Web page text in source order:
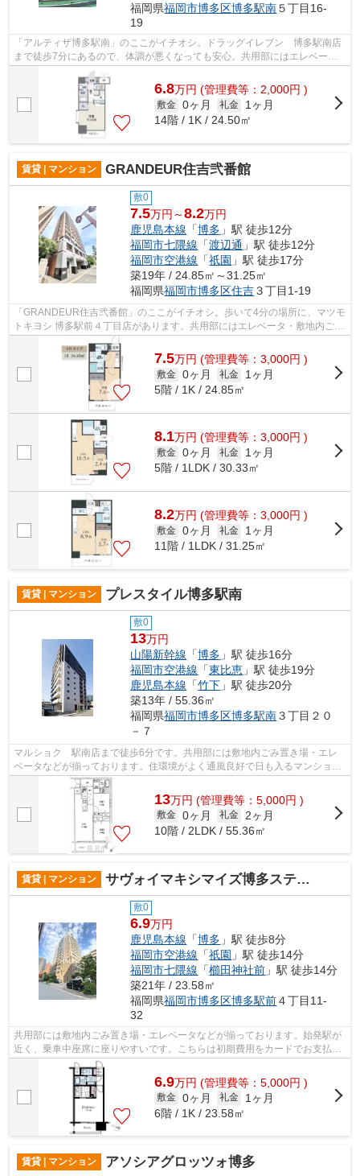
福岡県福岡市博多区博多駅南５丁目16-
19
「アルティザ博多駅南」のここがイチオシ。ドラッグイレブン 博多駅南店
まで徒歩7分にあるので、体調が悪くなっても安心。共用部にはエレベー
タ・敷地内ごみ置き場などが揃っておりま...
6.8万円 (管理費等：2,000円 )
敷金 0ヶ月 礼金
1ヶ月
14階 / 1K / 24.50㎡
賃貸 | マンション GRANDEUR住吉弐番館
敷0
7.5万円～8.2万円
鹿児島本線 「博多 」駅 徒歩12分
福岡市七隈線 「渡辺通 」駅 徒歩12分
福岡市空港線 「祇園 」駅 徒歩17分
築19年 / 24.85㎡～31.25㎡
福岡県福岡市博多区住吉３丁目1-19
「GRANDEUR住吉弐番館」のここがイチオシ。歩いて4分の場所に、マツモ
トキヨシ 博多駅前４丁目店があります。共用部にはエレベータ・敷地内ごみ
置き場などが揃っており、とても充実し...
7.5万円 (管理費等：3,000円 )
敷金 0ヶ月 礼金
1ヶ月
5階 / 1K / 24.85㎡
8.1万円 (管理費等：3,000円 )
敷金 0ヶ月 礼金
1ヶ月
5階 / 1LDK / 30.33㎡
8.2万円 (管理費等：3,000円 )
敷金 0ヶ月 礼金
1ヶ月
11階 / 1LDK / 31.25㎡
賃貸 | マンション プレスタイル博多駅南
敷0
13万円
山陽新幹線 「博多 」駅 徒歩16分
福岡市空港線 「東比恵 」駅 徒歩19分
鹿児島本線 「竹下 」駅 徒歩20分
築13年 / 55.36㎡
福岡県福岡市博多区博多駅南３丁目２０
－７
マルショク 駅南店まで徒歩6分です。共用部には敷地内ごみ置き場・エレ
ベータなどが揃っております。住環境がよく通風良好で日も入るマンション
をご提供します。平坦な場所にあるマン...
13万円 (管理費等：5,000円 )
敷金 0ヶ月 礼金
2ヶ月
10階 / 2LDK / 55.36㎡
賃貸 | マンション サヴォイマキシマイズ博多ステーション
敷0
6.9万円
鹿児島本線 「博多 」駅 徒歩8分
福岡市空港線 「祇園 」駅 徒歩14分
福岡市七隈線 「櫛田神社前 」駅 徒歩14分
築21年 / 23.58㎡
福岡県福岡市博多区博多駅前４丁目11-
32
共用部には敷地内ごみ置き場・エレベータなどが揃っております。始発駅が
近く、乗車中座席に座りやすいです。こちらは初期費用をカードでお支払い
いただける物件です。こちらはマンシ...
6.9万円 (管理費等：5,000円 )
敷金 0ヶ月 礼金
1ヶ月
6階 / 1K / 23.58㎡
賃貸 | マンション アソシアグロッツォ博多